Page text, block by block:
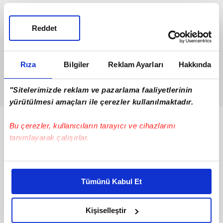
Rıza Bilgiler Reklam Ayarları Hakkında
"Sitelerimizde reklam ve pazarlama faaliyetlerinin
yürütülmesi amaçları ile çerezler kullanılmaktadır.
Bu çerezler, kullanıcıların tarayıcı ve cihazlarını
tanımlayarak çalışırlar.
Bu çerezlere izin vermeniz halinde sizlere özel
daha iyi reklam deneyimi yaşatabiliriz. Bunu yaparken
amacımızın size daha iyi bir reklam deneyimi sunmak
olduğunu ve sizlere en iyi içerikleri sunabilmek adına
Tümünü Kabul Et
Kişiselleştir
Reddet
Bunlar da Var